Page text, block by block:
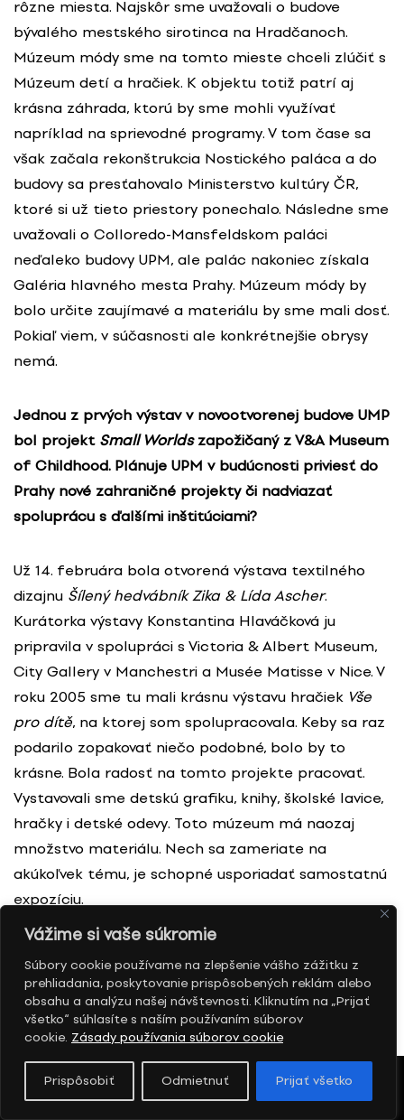
Vážime si vaše súkromie
Súbory cookie používame na zlepšenie vášho zážitku z
prehliadania, poskytovanie prispôsobených reklám alebo
obsahu a analýzu našej návštevnosti. Kliknutím na „Prijať
všetko“ súhlasíte s naším používaním súborov
cookie. Zásady používania súborov cookie
Prispôsobiť Odmietnuť Prijať všetko
rôzne miesta. Najskôr sme uvažovali o budove
bývalého mestského sirotinca na Hradčanoch.
Múzeum módy sme na tomto mieste chceli zlúčiť s
Múzeum detí a hračiek. K objektu totiž patrí aj
krásna záhrada, ktorú by sme mohli využívať
napríklad na sprievodné programy. V tom čase sa
však začala rekonštrukcia Nostického paláca a do
budovy sa presťahovalo Ministerstvo kultúry ČR,
ktoré si už tieto priestory ponechalo. Následne sme
uvažovali o Colloredo-Mansfeldskom paláci
neďaleko budovy UPM, ale palác nakoniec získala
Galéria hlavného mesta Prahy. Múzeum módy by
bolo určite zaujímavé a materiálu by sme mali dosť.
Pokiaľ viem, v súčasnosti ale konkrétnejšie obrysy
nemá.
Jednou z prvých výstav v novootvorenej budove UMP
bol projekt Small Worldszapožičaný z V&A Museum
of Childhood. Plánuje UPM v budúcnosti priviesť do
Prahy nové zahraničné projekty či nadviazať
spoluprácu s ďalšími inštitúciami?
Už 14. februára bola otvorená výstava textilného
dizajnu Šílený hedvábník Zika & Lída Ascher.
Kurátorka výstavy Konstantina Hlaváčková ju
pripravila v spolupráci s Victoria & Albert Museum,
City Gallery v Manchestri a Musée Matisse v Nice. V
roku 2005 sme tu mali krásnu výstavu hračiek Vše
pro dítě, na ktorej som spolupracovala. Keby sa raz
podarilo zopakovať niečo podobné, bolo by to
krásne. Bola radosť na tomto projekte pracovať.
Vystavovali sme detskú grafiku, knihy, školské lavice,
hračky i detské odevy. Toto múzeum má naozaj
množstvo materiálu. Nech sa zameriate na
akúkoľvek tému, je schopné usporiadať samostatnú
expozíciu.
pracovať roku 1981. Aký význam sa týmto zbierkam
pripisoval vtedy a čo sa od tej doby podľa Vás
zmenilo?
Pre prístup k zbierkam textilu a hlavne módy boli